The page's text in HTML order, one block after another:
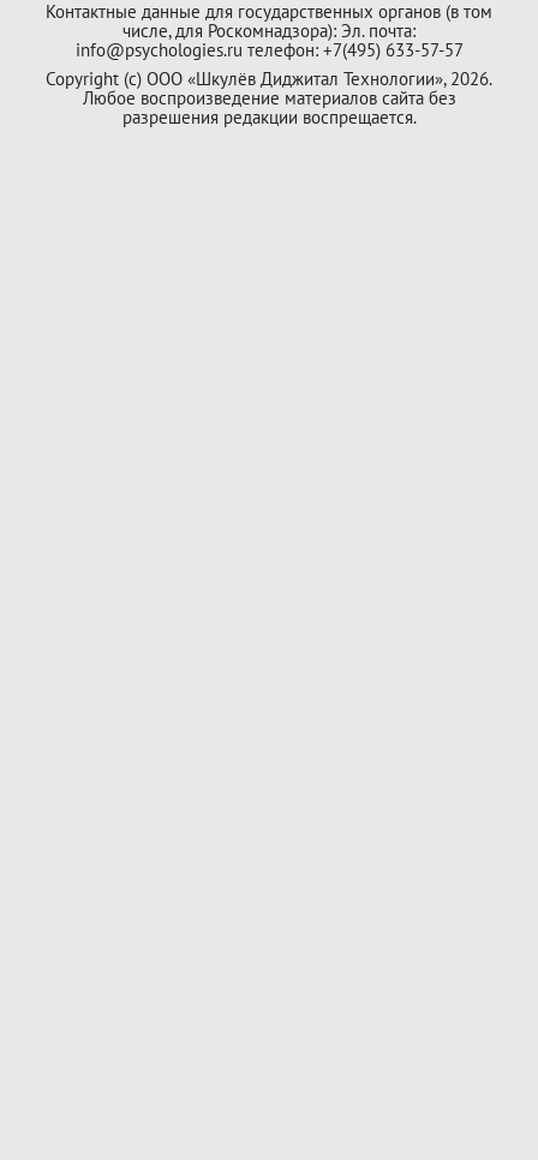
Контактные данные для государственных органов (в том
числе, для Роскомнадзора): Эл. почта:
info@psychologies.ru телефон: +7(495) 633-57-57
Copyright (с) ООО «Шкулёв Диджитал Технологии», 2026.
Любое воспроизведение материалов сайта без
разрешения редакции воспрещается.